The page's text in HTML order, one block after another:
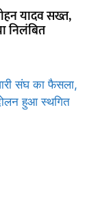
यादव सख्त,
निलंबित